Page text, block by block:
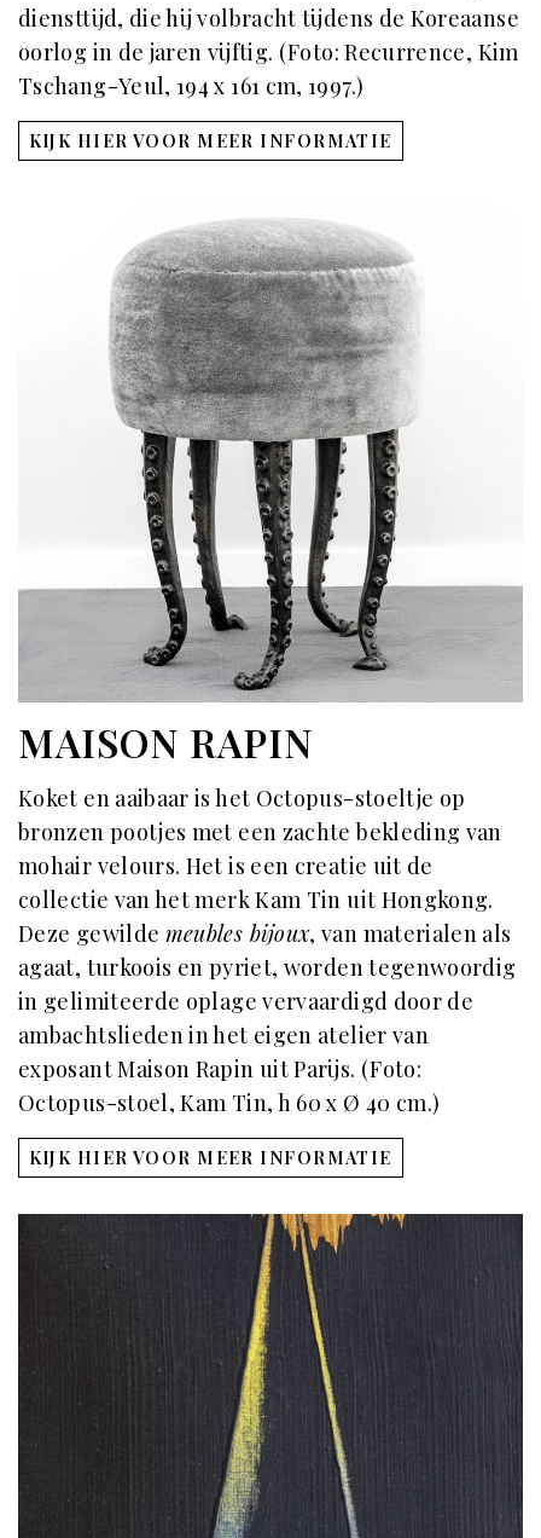
diensttijd, die hij volbracht tijdens de Koreaanse
oorlog in de jaren vijftig. (Foto: Recurrence, Kim
Tschang-Yeul, 194 x 161 cm, 1997.)
KIJK HIER VOOR MEER INFORMATIE
MAISON RAPIN
Koket en aaibaar is het Octopus-stoeltje op
bronzen pootjes met een zachte bekleding van
mohair velours. Het is een creatie uit de
collectie van het merk Kam Tin uit Hongkong.
Deze gewilde meubles bijoux, van materialen als
agaat, turkoois en pyriet, worden tegenwoordig
in gelimiteerde oplage vervaardigd door de
ambachtslieden in het eigen atelier van
exposant Maison Rapin uit Parijs. (Foto:
Octopus-stoel, Kam Tin, h 60 x Ø 40 cm.)
KIJK HIER VOOR MEER INFORMATIE